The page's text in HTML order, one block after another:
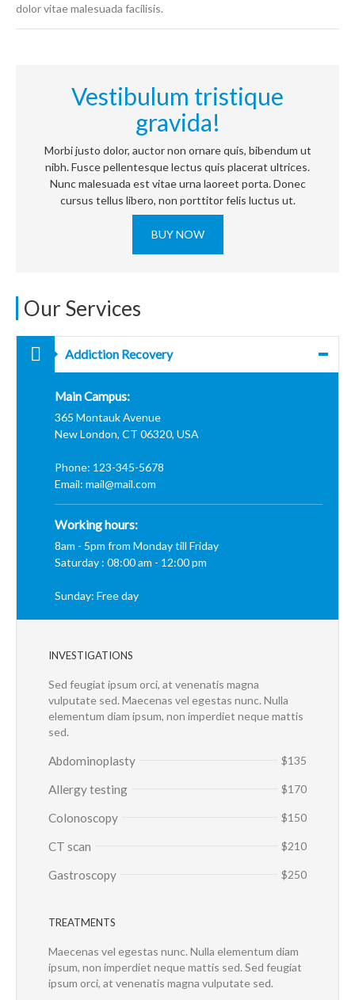
dolor vitae malesuada facilisis.
Vestibulum tristique
gravida!
Morbi justo dolor, auctor non ornare quis, bibendum ut
nibh. Fusce pellentesque lectus quis placerat ultrices.
Nunc malesuada est vitae urna laoreet porta. Donec
cursus tellus libero, non porttitor felis luctus ut.
BUY NOW
Our Services
Addiction Recovery
Main Campus:
365 Montauk Avenue
New London, CT 06320, USA
Phone: 123-345-5678
Email: mail@mail.com
Working hours:
8am - 5pm from Monday till Friday
Saturday : 08:00 am - 12:00 pm
Sunday: Free day
INVESTIGATIONS
Sed feugiat ipsum orci, at venenatis magna
vulputate sed. Maecenas vel egestas nunc. Nulla
elementum diam ipsum, non imperdiet neque mattis
sed.
Abdominoplasty $135
Allergy testing $170
Colonoscopy $150
CT scan $210
Gastroscopy $250
TREATMENTS
Maecenas vel egestas nunc. Nulla elementum diam
ipsum, non imperdiet neque mattis sed. Sed feugiat
ipsum orci, at venenatis magna vulputate sed.